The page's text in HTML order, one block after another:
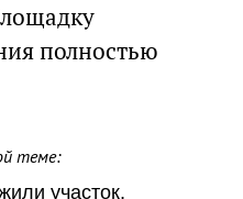
полностью
теме:
участок,